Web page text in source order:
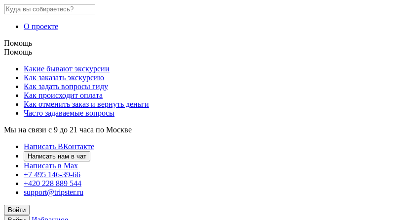
О проекте
Помощь
Помощь
Какие бывают экскурсии
Как заказать экскурсию
Как задать вопросы гиду
Как происходит оплата
Как отменить заказ и вернуть деньги
Часто задаваемые вопросы
Мы на связи с 9 до 21 часа по Москве
Написать ВКонтакте
Написать нам в чат
Написать в Max
+7 495 146-39-66
+420 228 889 544
support@tripster.ru
Войти